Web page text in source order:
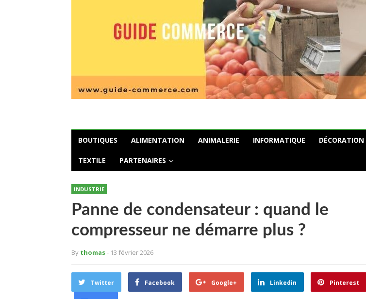
BOUTIQUES ALIMENTATION ANIMALERIE INFORMATIQUE DÉCORATION
TEXTILE PARTENAIRES
INDUSTRIE
Panne de condensateur : quand le
compresseur ne démarre plus ?
By thomas- 13 février 2026
Twitter Facebook Google+ Linkedin Pinterest